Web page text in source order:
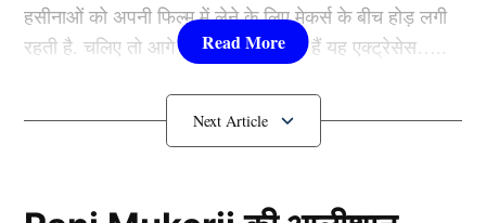
गर्लफ्रेंड वाले कप्तानों को टीम में मिलेगा मौका
हसीनाओं को अपनी फिल्म में लेने के लिए मेकर्स के बीच होड़ लगी
रहती है. चलिए तो आगे जानते हैं कौन-कौन हैं यह एक्ट्रेसेस…..
कौन हैंBollywood की यह हसीनाएं?
Padukone)